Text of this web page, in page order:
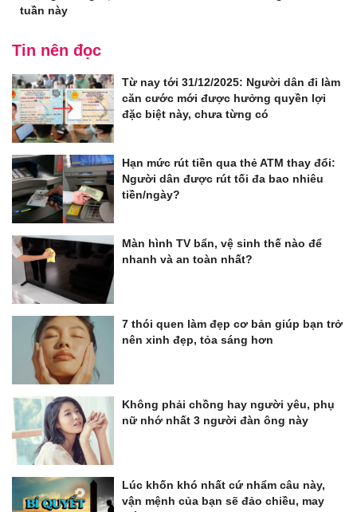
tuần này
Tin nên đọc
Từ nay tới 31/12/2025: Người dân đi làm
căn cước mới được hưởng quyền lợi
đặc biệt này, chưa từng có
Hạn mức rút tiền qua thẻ ATM thay đổi:
Người dân được rút tối đa bao nhiêu
tiền/ngày?
Màn hình TV bẩn, vệ sinh thế nào để
nhanh và an toàn nhất?
7 thói quen làm đẹp cơ bản giúp bạn trở
nên xinh đẹp, tỏa sáng hơn
Không phải chồng hay người yêu, phụ
nữ nhớ nhất 3 người đàn ông này
Lúc khốn khó nhất cứ nhẩm câu này,
vận mệnh của bạn sẽ đảo chiều, may